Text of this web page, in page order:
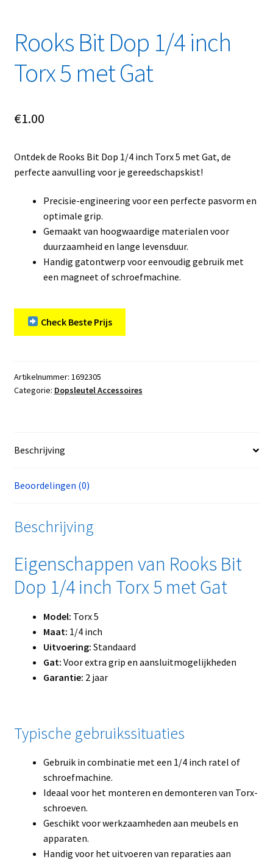
Retourbeleid
Videos
Winkelwagen
Rooks Bit Dop 1/4 inch
Torx 5 met Gat
€1.00
Ontdek de Rooks Bit Dop 1/4 inch Torx 5 met Gat, de
perfecte aanvulling voor je gereedschapskist!
Precisie-engineering voor een perfecte pasvorm en
optimale grip.
Gemaakt van hoogwaardige materialen voor
duurzaamheid en lange levensduur.
Handig gatontwerp voor eenvoudig gebruik met
een magneet of schroefmachine.
Check Beste Prijs
Artikelnummer: 1692305
Categorie: Dopsleutel Accessoires
Beschrijving
Beoordelingen (0)
Beschrijving
Eigenschappen van Rooks Bit
Dop 1/4 inch Torx 5 met Gat
Model: Torx 5
Maat: 1/4 inch
Uitvoering: Standaard
Gat: Voor extra grip en aansluitmogelijkheden
Garantie: 2 jaar
Typische gebruikssituaties
Gebruik in combinatie met een 1/4 inch ratel of
schroefmachine.
Ideaal voor het monteren en demonteren van Torx-
schroeven.
Geschikt voor werkzaamheden aan meubels en
apparaten.
Handig voor het uitvoeren van reparaties aan